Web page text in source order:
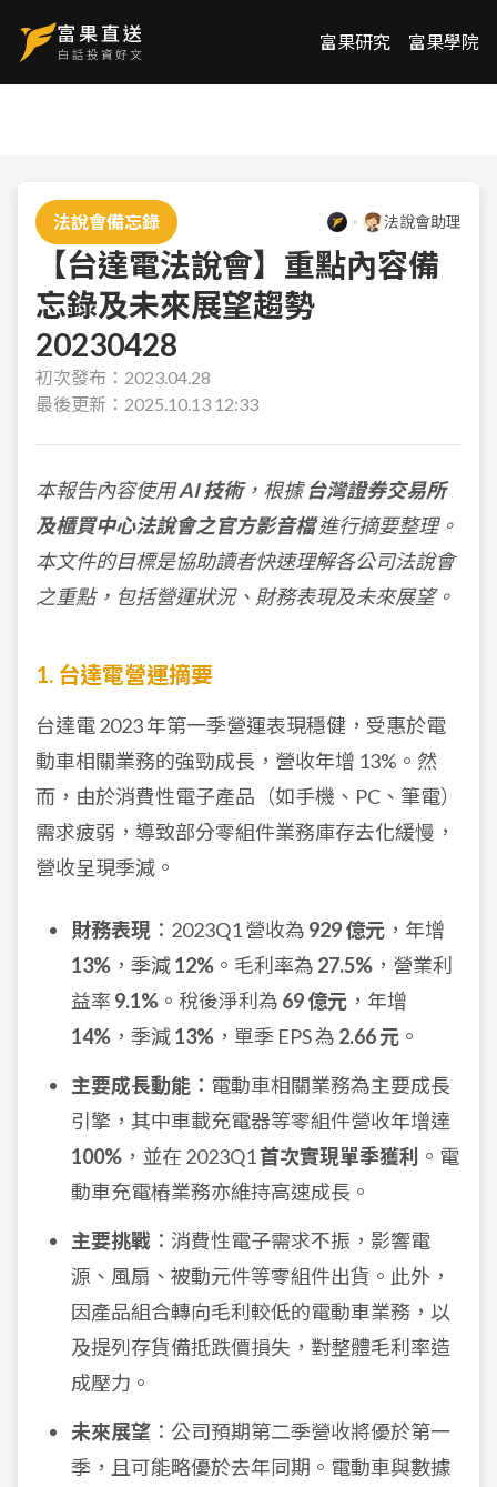
富果研究 富果學院
法說會備忘錄 法說會助理
【台達電法說會】重點內容備
忘錄及未來展望趨勢
20230428
初次發布： 2023.04.28
最後更新： 2025.10.13 12:33
本報告內容使用AI 技術，根據台灣證券交易所
及櫃買中心法說會之官方影音檔進行摘要整理。
本文件的目標是協助讀者快速理解各公司法說會
之重點，包括營運狀況、財務表現及未來展望。
1. 台達電營運摘要
台達電 2023 年第一季營運表現穩健，受惠於電
動車相關業務的強勁成長，營收年增 13%。然
而，由於消費性電子產品（如手機、PC、筆電）
需求疲弱，導致部分零組件業務庫存去化緩慢，
營收呈現季減。
財務表現 ：2023Q1 營收為 929 億元 ，年增
13% ，季減12% 。毛利率為 27.5% ，營業利
益率 9.1% 。稅後淨利為 69 億元 ，年增
14% ，季減13% ，單季 EPS 為 2.66 元 。
主要成長動能 ：電動車相關業務為主要成長
引擎，其中車載充電器等零組件營收年增達
100% ，並在 2023Q1首次實現單季獲利 。電
動車充電樁業務亦維持高速成長。
主要挑戰 ：消費性電子需求不振，影響電
源、風扇、被動元件等零組件出貨。此外，
因產品組合轉向毛利較低的電動車業務，以
及提列存貨備抵跌價損失，對整體毛利率造
成壓力。
未來展望 ：公司預期第二季營收將優於第一
季，且可能略優於去年同期。電動車與數據